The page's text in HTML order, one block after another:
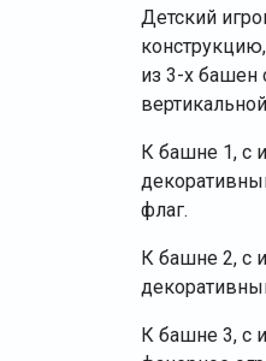
Детский
из 3-х
К башне 1, с
флаг.
К башне 2, с
К башне 3, с